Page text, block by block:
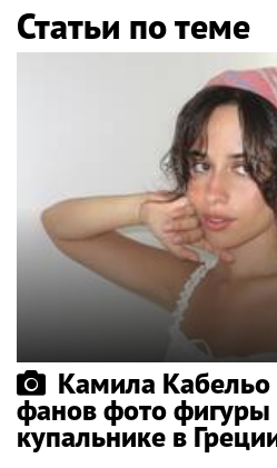
Статьи по теме
Камила Кабельо
фанов фото фигуры
купальнике в